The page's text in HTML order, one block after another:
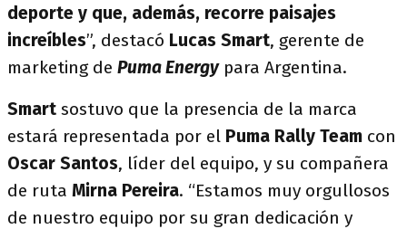
deporte y que, además, recorre paisajes
increíbles”, destacó Lucas Smart, gerente de
marketing de Puma Energypara Argentina.
Smart sostuvo que la presencia de la marca
estará representada por el Puma Rally Team con
Oscar Santos, líder del equipo, y su compañera
de ruta Mirna Pereira. “Estamos muy orgullosos
de nuestro equipo por su gran dedicación y